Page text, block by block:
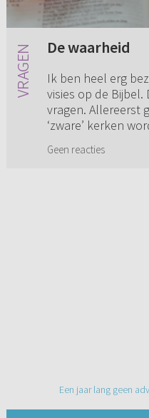
De waarheid
Ik ben heel erg
visies op de Bijbel.
vragen. Allereerst gaat het over bekering. In
‘zware’ kerken
Geen reacties
Een jaar lang geen